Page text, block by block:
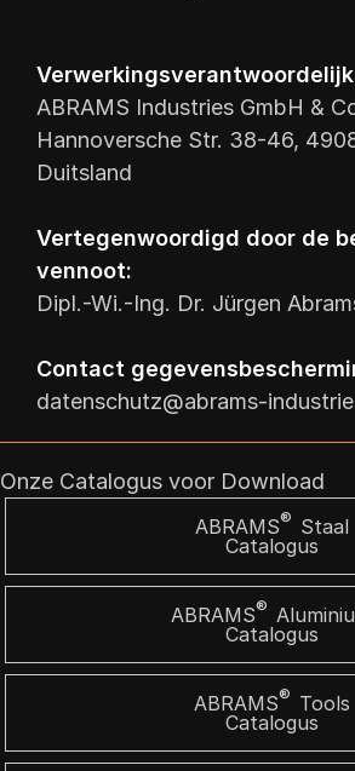
ABRAMS Industries GmbH &
Hannoversche Str. 38-46,
Duitsland
Vertegenwoordigd door de
vennoot:
Dipl.-Wi.-Ing. Dr. Jürgen
Contact
datenschutz@abrams-
Onze Catalogus voor Download
ABRAMS® Staal
Catalogus
ABRAMS®
Catalogus
ABRAMS® Tools
Catalogus